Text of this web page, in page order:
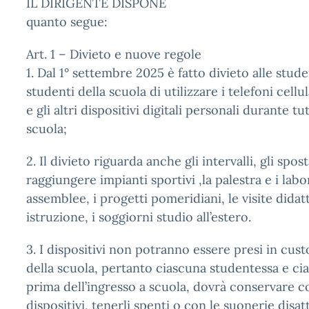
quanto segue:
Art. 1 – Divieto e nuove regole
1. Dal 1° settembre 2025 è fatto divieto alle
studenti della scuola di utilizzare i telefoni
e gli altri dispositivi digitali personali durante
scuola;
2. Il divieto riguarda anche gli intervalli, gli
raggiungere impianti sportivi ,la palestra e i
assemblee, i progetti pomeridiani, le visite
istruzione, i soggiorni studio all’estero.
3. I dispositivi non potranno essere presi in
della scuola, pertanto ciascuna studentessa e
prima dell’ingresso a scuola, dovrà conservare
dispositivi, tenerli spenti o con le suonerie